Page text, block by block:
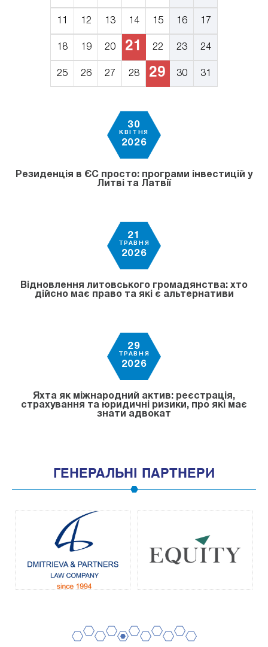
11 12 13 14 15 16 17
18 19 20 21 22 23 24
25 26 27 28 29 30 31
30
КВІТНЯ
2026
Резиденція в ЄС просто: програми інвестицій у
Литві та Латвії
21
ТРАВНЯ
2026
Відновлення литовського громадянства: хто
дійсно має право та які є альтернативи
29
ТРАВНЯ
2026
Яхта як міжнародний актив: реєстрація,
страхування та юридичні ризики, про які має
знати адвокат
ГЕНЕРАЛЬНІ ПАРТНЕРИ